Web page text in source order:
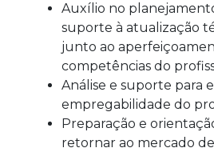
Auxílio no
suporte à atualização
junto ao
competências do
Análise e suporte para
empregabilidade do
Preparação e
retornar ao mercado